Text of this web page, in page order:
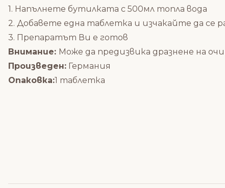
1. Напълнете бутилката с 500мл топла вода
2. Добавете една таблетка и изчакайте да се
3. Препаратът Ви е готов
Внимание: Може да предизвика дразнене на
Произведен: Германия
Опаковка:1 таблетка